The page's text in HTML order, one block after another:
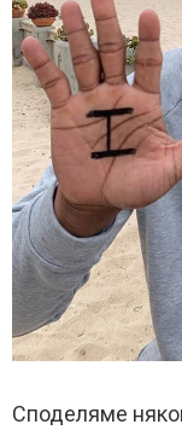
Споделяме